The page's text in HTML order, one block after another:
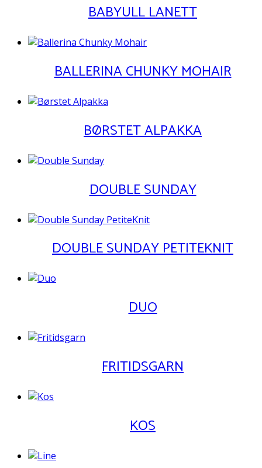
BABYULL LANETT
BALLERINA CHUNKY MOHAIR
BØRSTET ALPAKKA
DOUBLE SUNDAY
DOUBLE SUNDAY PETITEKNIT
DUO
FRITIDSGARN
KOS